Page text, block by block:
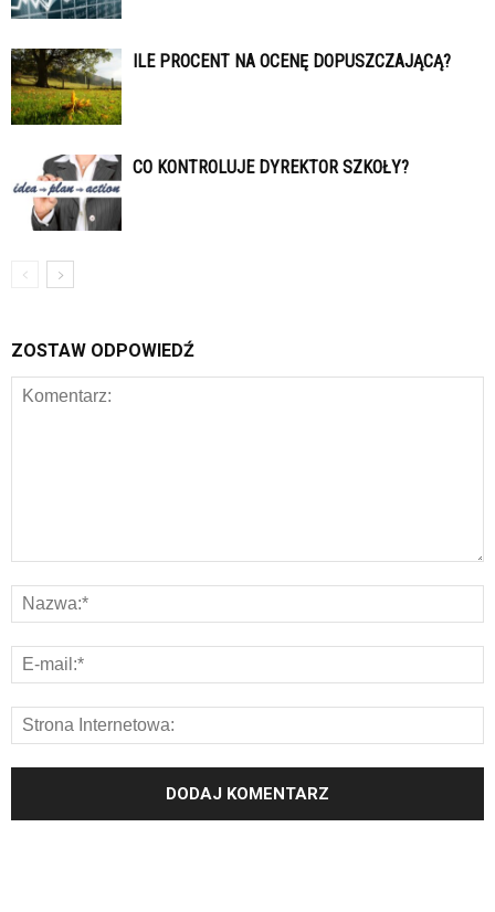
ILE PROCENT NA OCENĘ DOPUSZCZAJĄCĄ?
CO KONTROLUJE DYREKTOR SZKOŁY?
ZOSTAW ODPOWIEDŹ